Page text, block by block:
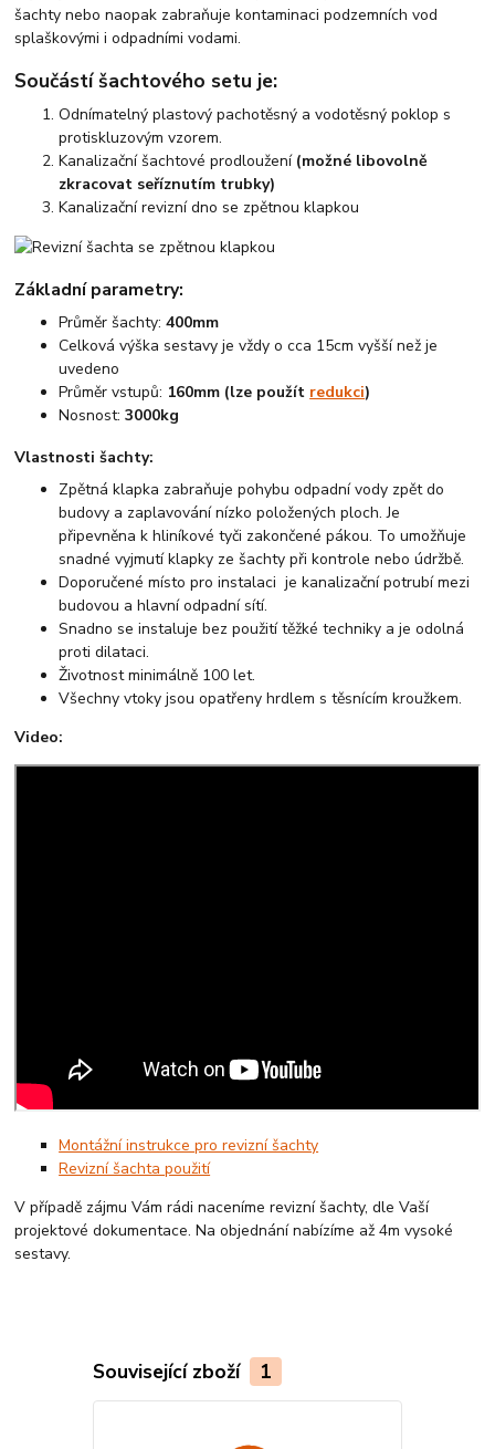
šachty nebo naopak zabraňuje kontaminaci podzemních vod
splaškovými i odpadními vodami.
Součástí šachtového setu je:
Odnímatelný plastový pachotěsný a vodotěsný poklop s
protiskluzovým vzorem.
Kanalizační šachtové prodloužení (možné libovolně
zkracovat seříznutím trubky)
Kanalizační revizní dno se zpětnou klapkou
Základní parametry:
Průměr šachty:400mm
Celková výška sestavy je vždy o cca 15cm vyšší než je
uvedeno
Průměr vstupů: 160mm (lze použít redukci)
Nosnost: 3000kg
Vlastnosti šachty:
Zpětná klapka zabraňuje pohybu odpadní vody zpět do
budovy a zaplavování nízko položených ploch. Je
připevněna k hliníkové tyči zakončené pákou. To umožňuje
snadné vyjmutí klapky ze šachty při kontrole nebo údržbě.
Doporučené místo pro instalaci je kanalizační potrubí mezi
budovou a hlavní odpadní sítí.
Snadno se instaluje bez použití těžké techniky a je odolná
proti dilataci.
Životnost minimálně 100 let.
Všechny vtoky jsou opatřeny hrdlem s těsnícím kroužkem.
Video:
Montážní instrukce pro revizní šachty
Revizní šachta použití
V případě zájmu Vám rádi naceníme revizní šachty, dle Vaší
projektové dokumentace. Na objednání nabízíme až 4m vysoké
sestavy.
Související zboží 1